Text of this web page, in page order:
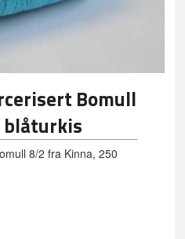
Bomull
8/2 fra Kinna, 250